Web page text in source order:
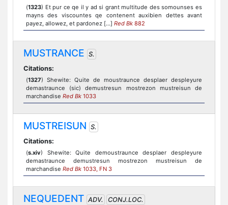
(1323) Et pur ce qe il y ad si grant multitude des somounses es
mayns des viscountes qe contenent auxibien dettes avant
payez, allowez, et pardonez [...] Red Bk 882
MUSTRANCE S.
Citations:
(1327) Shewite: Quite de moustraunce desplaer despleyure
demastraunce (sic) demustresun mostrezon mustreisun de
marchandise Red Bk 1033
MUSTREISUN S.
Citations:
(s.xiv) Shewite: Quite demoustraunce desplaer despleyure
demastraunce demustresun mostrezon mustreisun de
marchandise Red Bk 1033, FN 3
NEQUEDENT ADV.
CONJ.LOC.